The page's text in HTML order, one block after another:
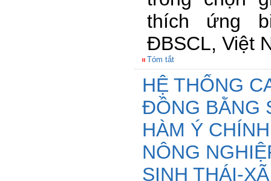
thích ứng
ĐBSCL, Việt
Tóm tắt
HỆ THỐNG
ĐỒNG BẰNG
HÀM Ý
NÔNG
SINH THÁI-